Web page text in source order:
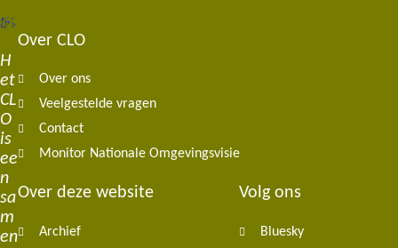
H
et
CL
O
is
ee
n
sa
m
en
Footer
navigation
Over CLO
Over ons
Veelgestelde vragen
Contact
Monitor Nationale Omgevingsvisie
Over deze website
Archief
Volg ons
Bluesky